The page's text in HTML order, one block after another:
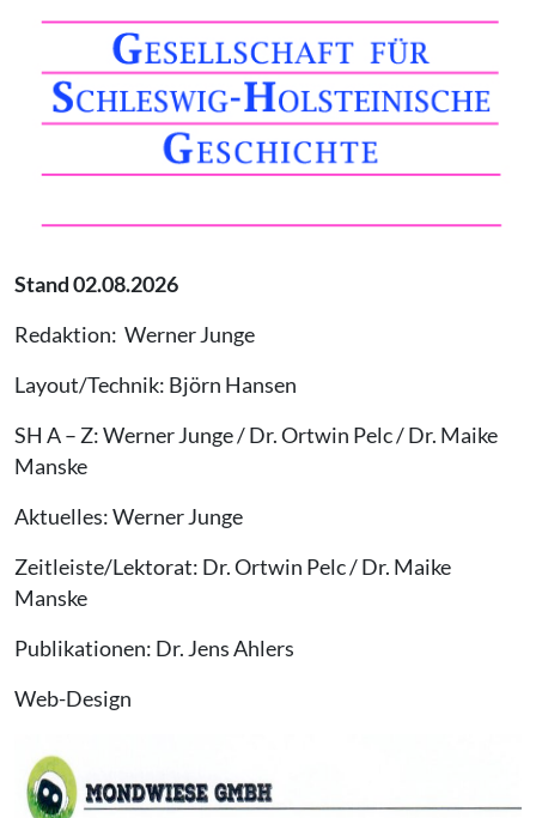
Stand 02.08.2026
Redaktion: Werner Junge
Layout/Technik: Björn Hansen
SH A – Z: Werner Junge / Dr. Ortwin Pelc / Dr. Maike
Manske
Aktuelles: Werner Junge
Zeitleiste/Lektorat: Dr. Ortwin Pelc / Dr. Maike
Manske
Publikationen: Dr. Jens Ahlers
Web-Design